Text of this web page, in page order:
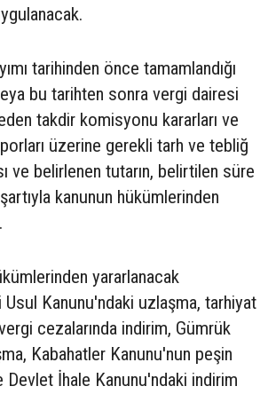
tarihinden önce tamamlandığı
bu tarihten sonra vergi dairesi
takdir komisyonu kararları ve
üzerine gerekli tarh ve tebliğ
ve belirlenen tutarın, belirtilen süre
kanunun hükümlerinden
yararlanacak
Kanunu'ndaki uzlaşma, tarhiyat
cezalarında indirim, Gümrük
Kabahatler Kanunu'nun peşin
İhale Kanunu'ndaki indirim